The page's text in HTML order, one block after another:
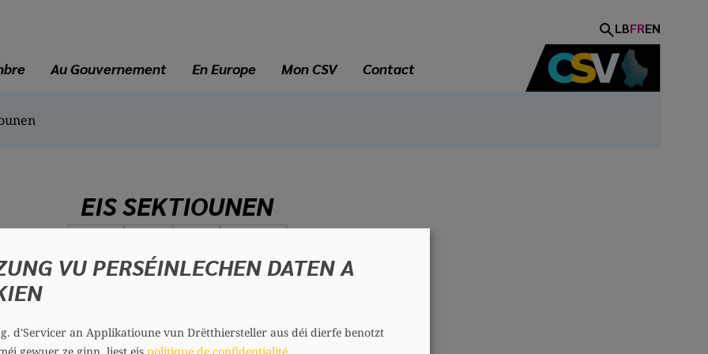
LBFREN
Au Gouvernement En Europe Mon CSV Contact
EIS SEKTIOUNEN
VU PERSÉINLECHEN DATEN A
d'Servicer an Applikatioune vun Drëtthiersteller aus déi dierfe benotzt
gewuer ze ginn, liest eis politique de confidentialité.